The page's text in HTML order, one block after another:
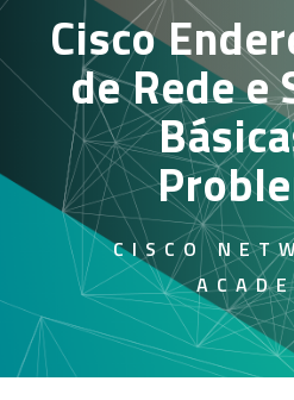
Cisco
de Rede e
CISCO